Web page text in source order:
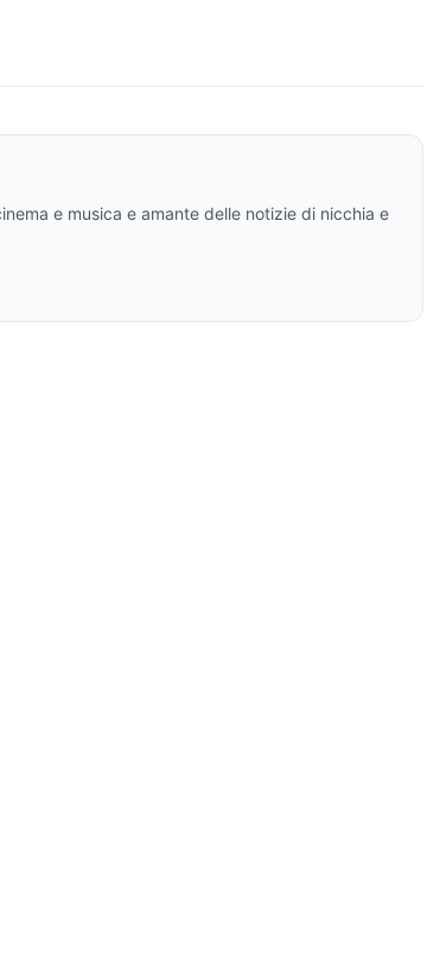
e musica e amante delle notizie di nicchia e